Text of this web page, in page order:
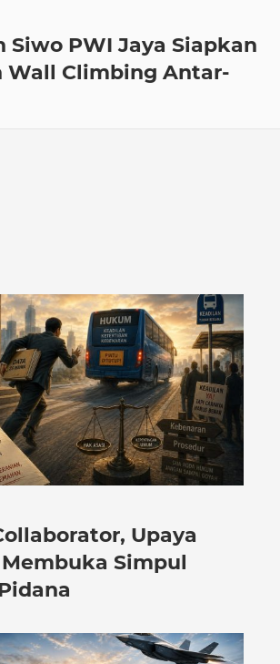
Siwo PWI Jaya Siapkan
Wall Climbing Antar-
Upaya
Simpul